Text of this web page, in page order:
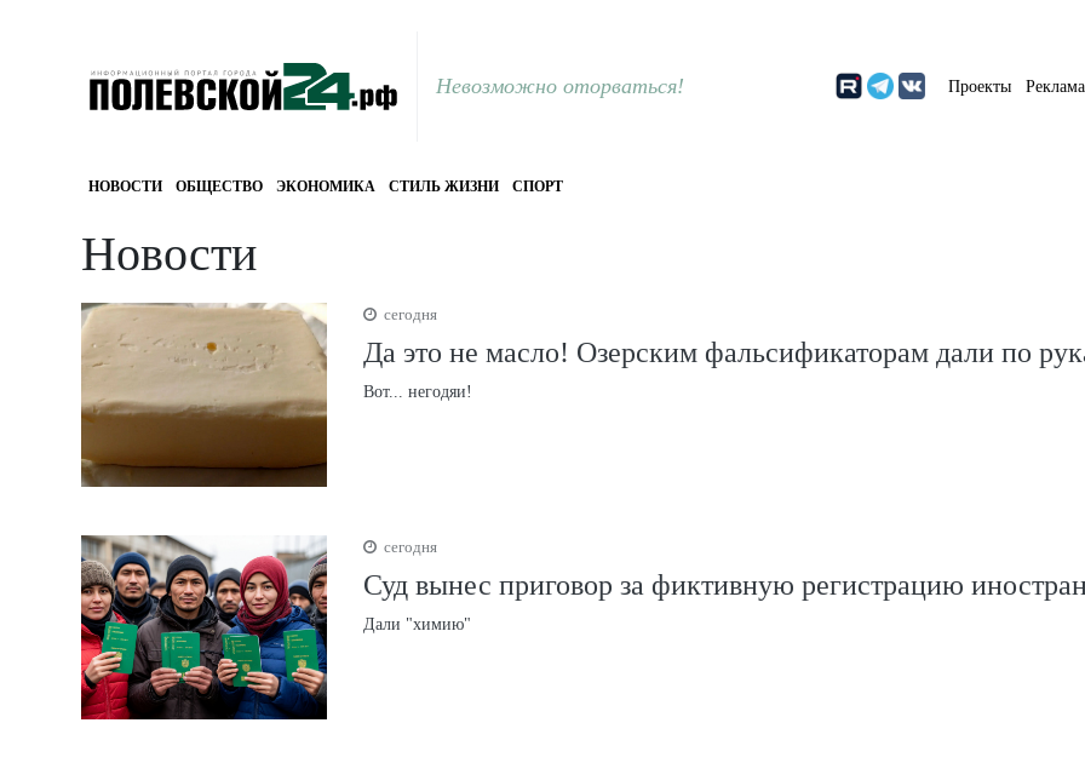
Невозможно оторваться! Проекты Реклама
НОВОСТИ ОБЩЕСТВО ЭКОНОМИКА СТИЛЬ ЖИЗНИ СПОРТ
Новости
сегодня
Да это не масло! Озерским фальсификаторам дали по
Вот... негодяи!
сегодня
Суд вынес приговор за фиктивную регистрацию
Дали "химию"